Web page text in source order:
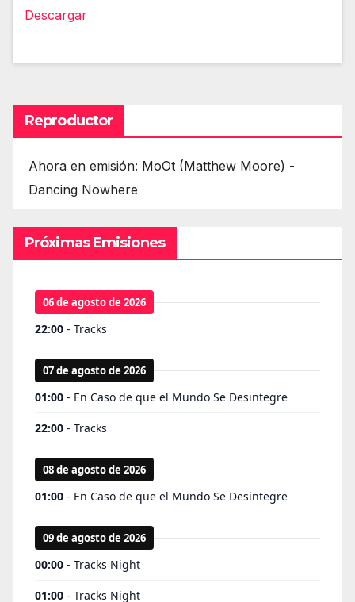
Descargar
Reproductor
Ahora en emisión: MoOt (Matthew Moore) -
Dancing Nowhere
Próximas Emisiones